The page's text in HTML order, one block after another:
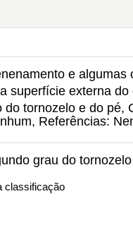
e
superfície externa
tornozelo e do pé,
Referências:
grau do
classificação